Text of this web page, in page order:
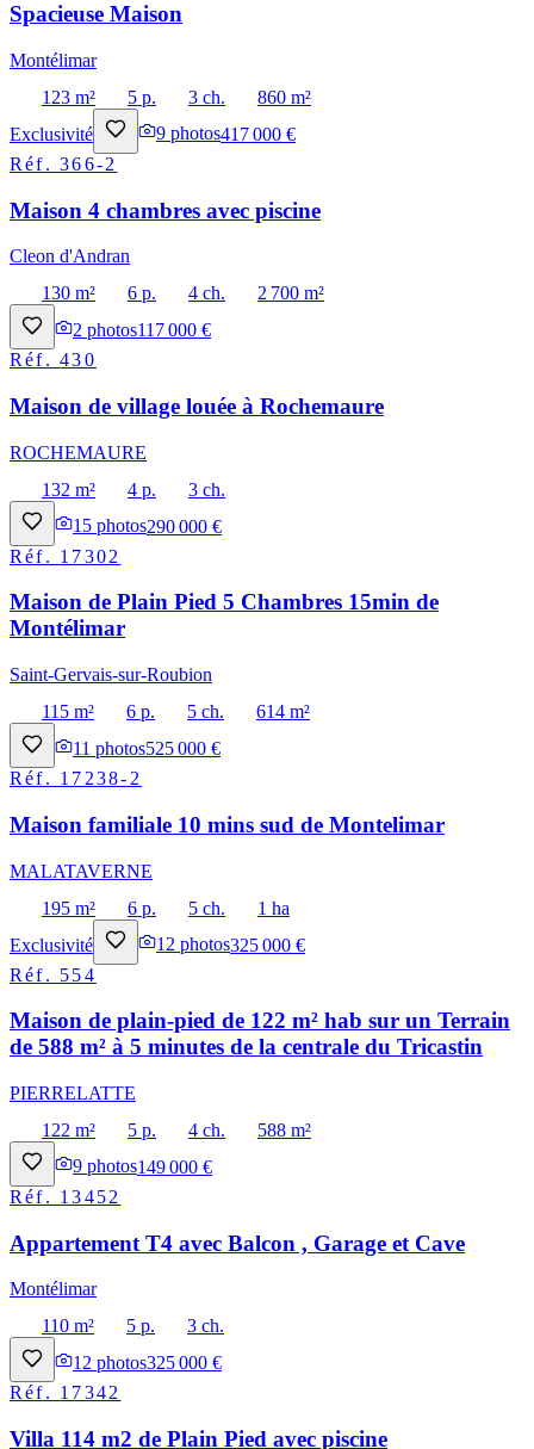
Spacieuse Maison
Montélimar
123 m²
5 p. 3 ch.
860 m²
Exclusivité
9 photos417 000 €
Réf.366-2
Maison 4 chambres avec piscine
Cleon d'Andran
130 m²
6 p. 4 ch.
2 700 m²
2 photos117 000 €
Réf.430
Maison de village louée à Rochemaure
ROCHEMAURE
132 m²
4 p.
3 ch.
15 photos290 000 €
Réf. 17302
Maison de Plain Pied 5 Chambres 15min de
Montélimar
Saint-Gervais-sur-Roubion
115 m²
6 p. 5 ch.
614 m²
11 photos525 000 €
Réf. 17238-2
Maison familiale 10 mins sud de Montelimar
MALATAVERNE
195 m²
6 p. 5 ch.
1 ha
Exclusivité
12 photos325 000 €
Réf. 554
Maison de plain-pied de 122 m² hab sur un Terrain
de 588 m² à 5 minutes de la centrale du Tricastin
PIERRELATTE
122 m²
5 p. 4 ch.
588 m²
9 photos149 000 €
Réf. 13452
Appartement T4 avec Balcon , Garage et Cave
Montélimar
110 m²
5 p.
3 ch.
12 photos325 000 €
Réf. 17342
Villa 114 m2 de Plain Pied avec piscine